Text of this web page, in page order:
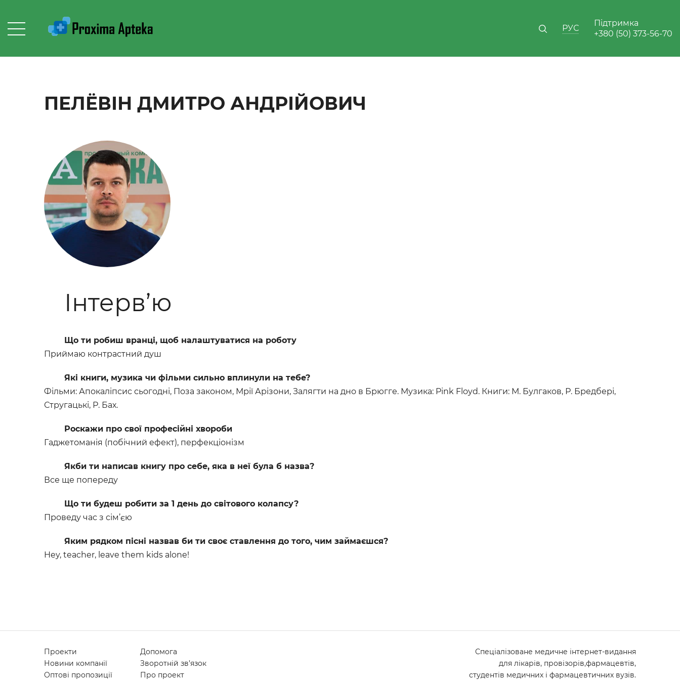
РУС
Підтримка
+380 (50) 373-56-70
ПЕЛЁВІН ДМИТРО АНДРІЙОВИЧ
Інтерв’ю
Що ти робиш вранці, щоб налаштуватися на роботу
Приймаю контрастний душ
Які книги, музика чи фільми сильно вплинули на тебе?
Фільми: Апокаліпсис сьогодні, Поза законом, Мрії Арізони, Залягти на дно в Брюгге. Музика: Pink Floyd. Книги: М. Булгаков, Р. Бредбері,
Стругацькі, Р. Бах.
Роскажи про свої професійні хвороби
Гаджетоманія (побічний ефект), перфекціонізм
Якби ти написав книгу про себе, яка в неї була б назва?
Все ще попереду
Що ти будеш робити за 1 день до світового колапсу?
Проведу час з сім’єю
Яким рядком пісні назвав би ти своє ставлення до того, чим займаєшся?
Hey, teacher, leave them kids alone!
Проекти
Новини компанії
Оптові пропозиції
Допомога
Зворотній зв’язок
Про проект
Спеціалізоване медичне інтернет-видання
для лікарів, провізорів,фармацевтів,
студентів медичних і фармацевтичних вузів.